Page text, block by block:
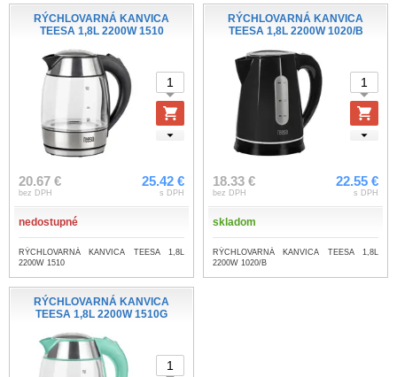
RÝCHLOVARNÁ KANVICA
TEESA 1,8L 2200W 1510
20.67 €
bez DPH
25.42 €
s DPH
nedostupné
RÝCHLOVARNÁ KANVICA TEESA 1,8L
2200W 1510
RÝCHLOVARNÁ KANVICA
TEESA 1,8L 2200W 1020/B
18.33 €
bez DPH
22.55 €
s DPH
skladom
RÝCHLOVARNÁ KANVICA TEESA 1,8L
2200W 1020/B
RÝCHLOVARNÁ KANVICA
TEESA 1,8L 2200W 1510G